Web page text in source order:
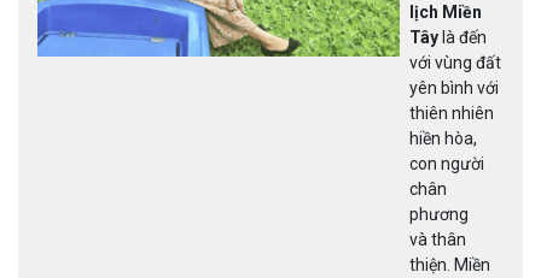
lịch Miền
Tây là đến
với vùng đất
yên bình với
thiên nhiên
hiền hòa,
con người
chân
phương
và thân
thiện. Miền